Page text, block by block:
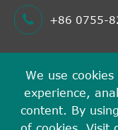
+86 0755-
Shenzhen
We use
experience,
content. By